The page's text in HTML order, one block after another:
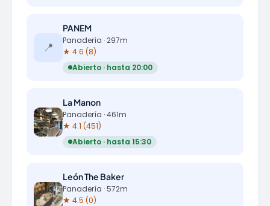
📍
PANEM
Panadería · 297m
★ 4.6 (8)
Abierto · hasta 20:00
La Manon
Panadería · 461m
★ 4.1 (451)
Abierto · hasta 15:30
León The Baker
Panadería · 572m
★ 4.5 (0)